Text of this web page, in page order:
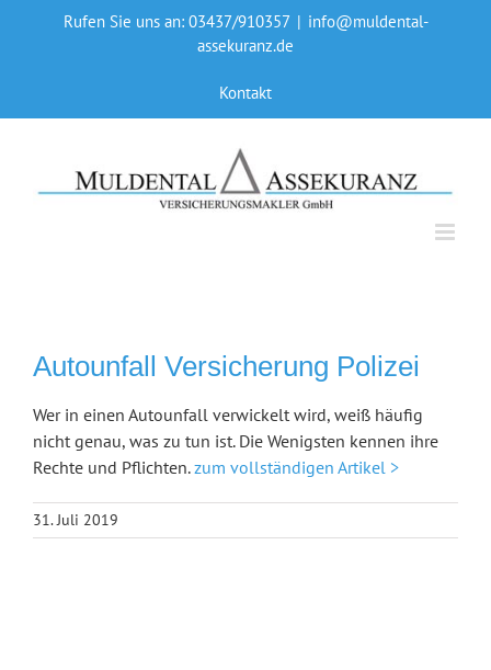
Rufen Sie uns an: 03437/910357 | info@muldental-
assekuranz.de
Kontakt
Autounfall Versicherung Polizei
Wer in einen Autounfall verwickelt wird, weiß häufig
nicht genau, was zu tun ist. Die Wenigsten kennen ihre
Rechte und Pflichten.zum vollständigen Artikel >
31. Juli 2019